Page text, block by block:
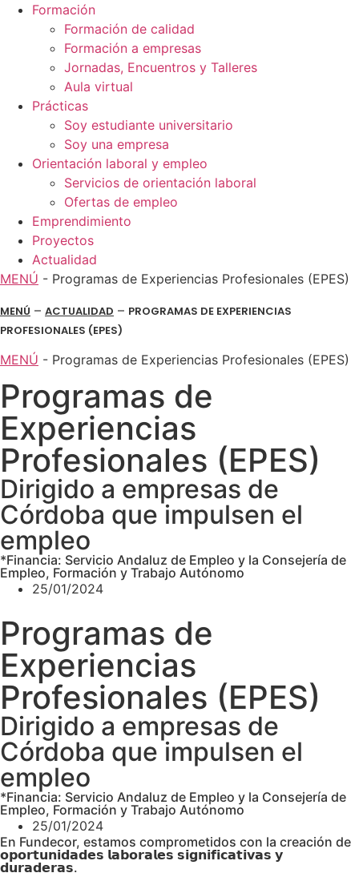
Formación
Formación de calidad
Formación a empresas
Jornadas, Encuentros y Talleres
Aula virtual
Prácticas
Soy estudiante universitario
Soy una empresa
Orientación laboral y empleo
Servicios de orientación laboral
Ofertas de empleo
Emprendimiento
Proyectos
Actualidad
MENÚ - Programas de Experiencias Profesionales (EPES)
MENÚ – ACTUALIDAD – PROGRAMAS DE EXPERIENCIAS
PROFESIONALES (EPES)
MENÚ - Programas de Experiencias Profesionales (EPES)
Programas de
Experiencias
Profesionales (EPES)
Dirigido a empresas de
Córdoba que impulsen el
empleo
*Financia: Servicio Andaluz de Empleo y la Consejería de
Empleo, Formación y Trabajo Autónomo
25/01/2024
Programas de
Experiencias
Profesionales (EPES)
Dirigido a empresas de
Córdoba que impulsen el
empleo
*Financia: Servicio Andaluz de Empleo y la Consejería de
Empleo, Formación y Trabajo Autónomo
25/01/2024
En Fundecor, estamos comprometidos con la creación de
𝗼𝗽𝗼𝗿𝘁𝘂𝗻𝗶𝗱𝗮𝗱𝗲𝘀 𝗹𝗮𝗯𝗼𝗿𝗮𝗹𝗲𝘀 𝘀𝗶𝗴𝗻𝗶𝗳𝗶𝗰𝗮𝘁𝗶𝘃𝗮𝘀 𝘆
𝗱𝘂𝗿𝗮𝗱𝗲𝗿𝗮𝘀.